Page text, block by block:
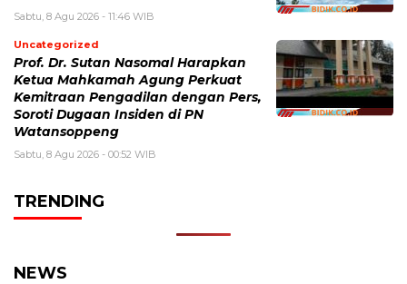
Sabtu, 8 Agu 2026 - 11:46 WIB
Uncategorized
Prof. Dr. Sutan Nasomal Harapkan
Ketua Mahkamah Agung Perkuat
Kemitraan Pengadilan dengan Pers,
Soroti Dugaan Insiden di PN
Watansoppeng
Sabtu, 8 Agu 2026 - 00:52 WIB
TRENDING
NEWS